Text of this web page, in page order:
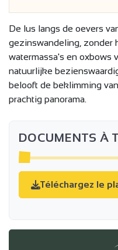
De lus langs de oevers
gezinswandeling, zonder
watermassa's en oxbows
natuurlijke
belooft de beklimming
prachtig panorama.
DOCUMENTS À
Téléchargez le